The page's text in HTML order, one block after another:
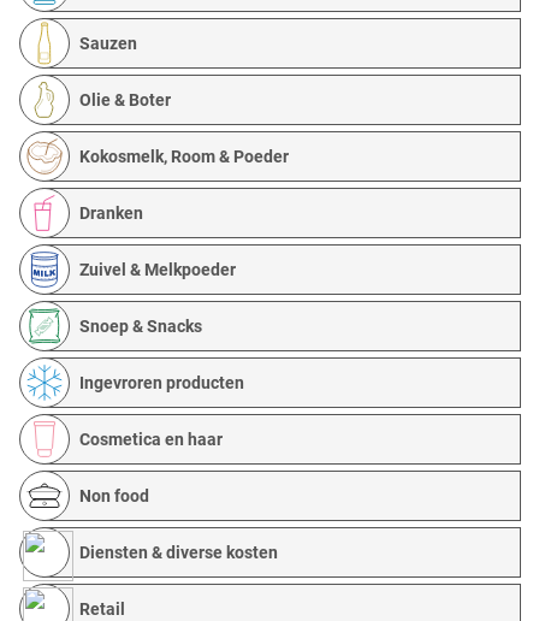
Sauzen
Olie & Boter
Kokosmelk, Room & Poeder
Dranken
Zuivel & Melkpoeder
Snoep & Snacks
Ingevroren producten
Cosmetica en haar
Non food
Diensten & diverse kosten
Retail